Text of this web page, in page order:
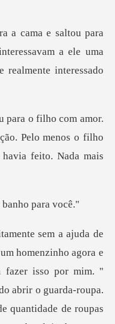
a ele uma
Pelo menos o filho
s